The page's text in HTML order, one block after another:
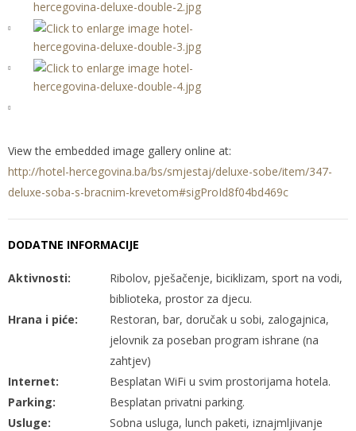
View the embedded image gallery online at:
http://hotel-hercegovina.ba/bs/smjestaj/deluxe-sobe/item/347-
deluxe-soba-s-bracnim-krevetom#sigProId8f04bd469c
DODATNE INFORMACIJE
Aktivnosti:
Ribolov, pješačenje, biciklizam, sport na vodi,
biblioteka, prostor za djecu.
Hrana i piće:
Restoran, bar, doručak u sobi, zalogajnica,
jelovnik za poseban program ishrane (na
zahtjev)
Internet:
Besplatan WiFi u svim prostorijama hotela.
Parking:
Besplatan privatni parking.
Usluge:
Sobna usluga, lunch paketi, iznajmljivanje